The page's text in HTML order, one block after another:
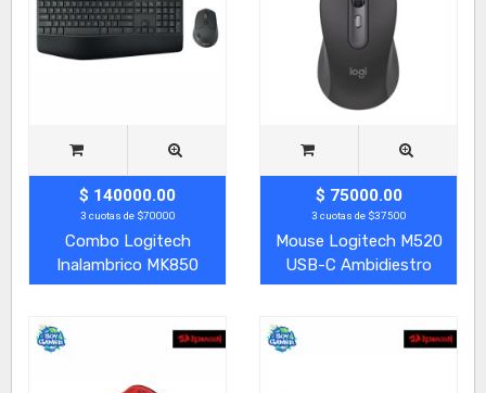
$ 140000.00
3 cuotas de $70000
Combo Logitech
Inalambrico MK850
$ 75000.00
3 cuotas de $37500
Mouse Logitech M520
USB-C Ambidiestro